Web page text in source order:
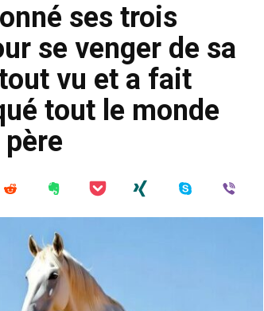
ses trois
se venger de sa
vu et a fait
tout le monde